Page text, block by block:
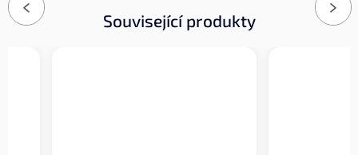
Související produkty
Previous Next